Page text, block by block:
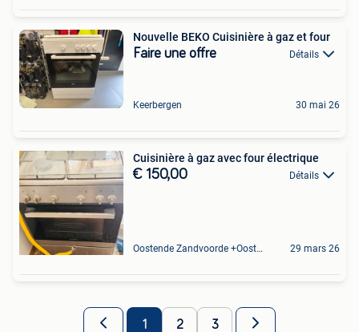
Nouvelle BEKO Cuisinière à gaz et four
Faire une offre Détails
Keerbergen 30 mai 26
Cuisinière à gaz avec four électrique
€ 150,00 Détails
Oostende Zandvoorde +Oostende 29 mars 26
1 2 3